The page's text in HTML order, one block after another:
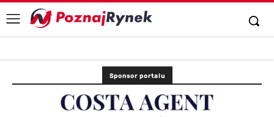
Sponsor portalu